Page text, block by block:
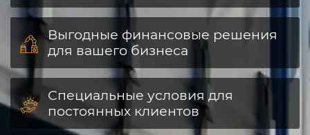
Выгодные финансовые решения
для вашего бизнеса
Специальные условия для
постоянных клиентов